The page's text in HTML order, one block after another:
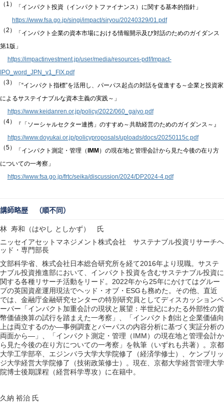
（ 1 ）
「インパクト投資（インパクトファイナンス）に関する基本的指針」
https://www.fsa.go.jp/singi/impact/siryou/20240329/01.pdf
（2 ）
「インパクト企業の資本市場における情報開示及び対話のためのガイダンス
第1 版」
https://impactinvestment.jp/user/media/resources-pdf/Impact-
IPO_word_JPN_v1_FIX.pdf
（3） 「“インパクト指標”を活用し、パーパス起点の対話を促進する～企業と投資家
によるサステイナブルな資本主義の実践～」
https://www.keidanren.or.jp/policy/2022/060_gaiyo.pdf
（4）
『「ソーシャルセクター連携」のすすめ～共助経営のためのガイダンス～』
https://www.doyukai.or.jp/policyproposals/uploads/docs/20250115c.pdf
（5） 「インパクト測定・管理（IMM）の現在地と管理会計から見た今後の在り方
についての一考察」
https://www.fsa.go.jp/frtc/seika/discussion/2024/DP2024-4.pdf
講師略歴 （順不同）
林 寿和（はやし としかず） 氏
ニッセイアセットマネジメント株式会社 サステナブル投資リサーチヘ
ッド・専門部長
文部科学省、株式会社日本総合研究所を経て2016年より現職。サステ
ナブル投資推進部において、インパクト投資を含むサステナブル投資に
関する各種リサーチ活動をリード。 2022年から 25年にかけてはグルー
プの英国資産運用現法でヘッド・オブ・ ESG も務めた。その他、直近
では、金融庁金融研究センターの特別研究員としてディスカッションペ
ーパー「インパクト加重会計の現状と展望：半世紀にわたる外部性の貨
幣価値換算の試行を踏まえた一考察」、「インパクト創出と企業価値向
上は両立するのか―事例調査とパーパスの内容分析に基づく実証分析の
両面から― 」、「インパクト測定・管理（ IMM ）の現在地と管理会計か
ら見た今後の在り方についての一考察」を執筆（いずれも共著）。京都
大学工学部卒、エジンバラ大学大学院修了（経済学修士）、ケンブリッ
ジ大学経営大学院修了（技術政策修士）。現在、京都大学経営管理大学
院博士後期課程（経営科学専攻）に在籍中。
久納 裕治 氏